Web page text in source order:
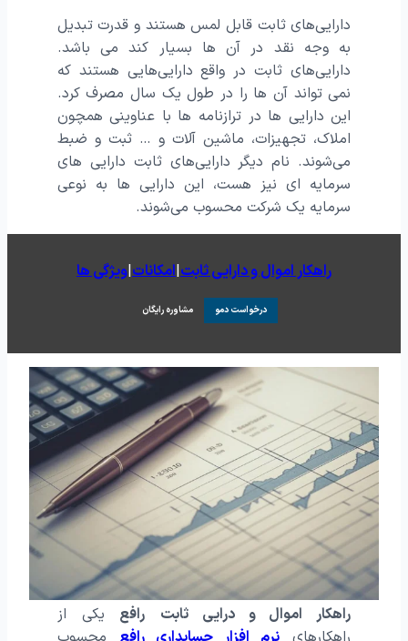
دارایی‌های ثابت قابل لمس هستند و قدرت تبدیل
به وجه نقد در آن‌ ها بسیار کند می‌ باشد.
دارایی‌های ثابت در واقع دارایی‌هایی هستند که
نمی تواند آن ها را در طول یک سال مصرف کرد.
این دارایی ها در ترازنامه ها با عناوینی همچون
املاک، تجهیزات، ماشین آلات و … ثبت و ضبط
می‌شوند. نام دیگر دارایی‌های ثابت دارایی های
سرمایه ای نیز هست، این دارایی ها به نوعی
سرمایه یک شرکت محسوب می‌شوند.
راهکار اموال و دارایی ثابت|امکانات|ویژگی ها
درخواست دمو مشاوره رایگان
راهکار اموال و درایی ثابت رافع یکی از